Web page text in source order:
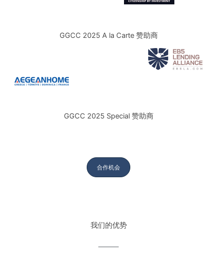
GGCC 2025 A la Carte 赞助商
GGCC 2025 Special 赞助商
合作机会
我们的优势